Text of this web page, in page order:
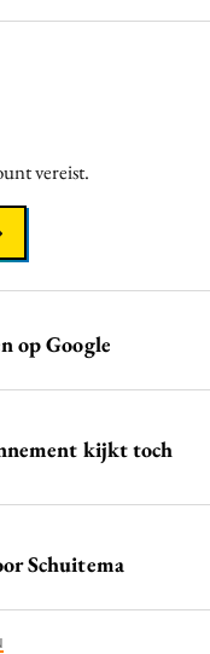
vereist.
op Google
kijkt toch
Schuitema